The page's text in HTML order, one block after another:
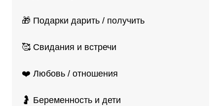
🎁 Подарки дарить / получить
🥰 Свидания и встречи
❤️ Любовь / отношения
🤰 Беременность и дети